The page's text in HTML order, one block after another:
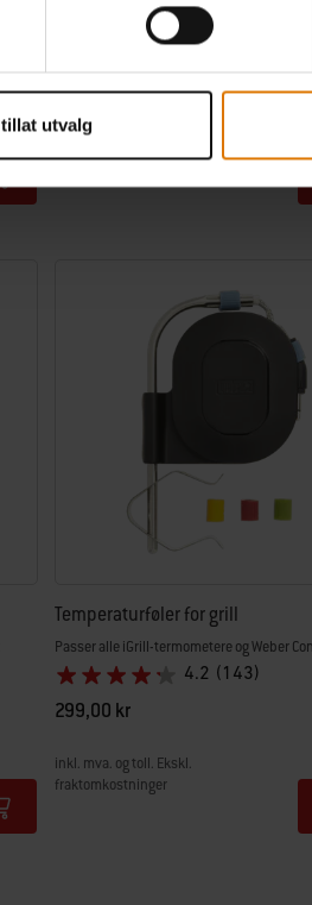
tillat utvalg
4.8 (23)
inkl. mva. og toll. Ekskl.
fraktomkostninger
Color Options
Temperaturføler for grill
Passer alle iGrill-termometere og Weber
4.2 (143)
299,00 kr
inkl. mva. og toll. Ekskl.
fraktomkostninger